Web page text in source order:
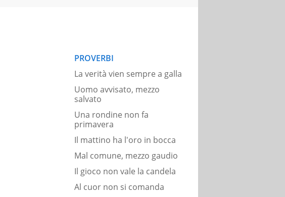
PROVERBI
La verità vien sempre a galla
Uomo avvisato, mezzo
salvato
Una rondine non fa
primavera
Il mattino ha l'oro in bocca
Mal comune, mezzo gaudio
Il gioco non vale la candela
Al cuor non si comanda